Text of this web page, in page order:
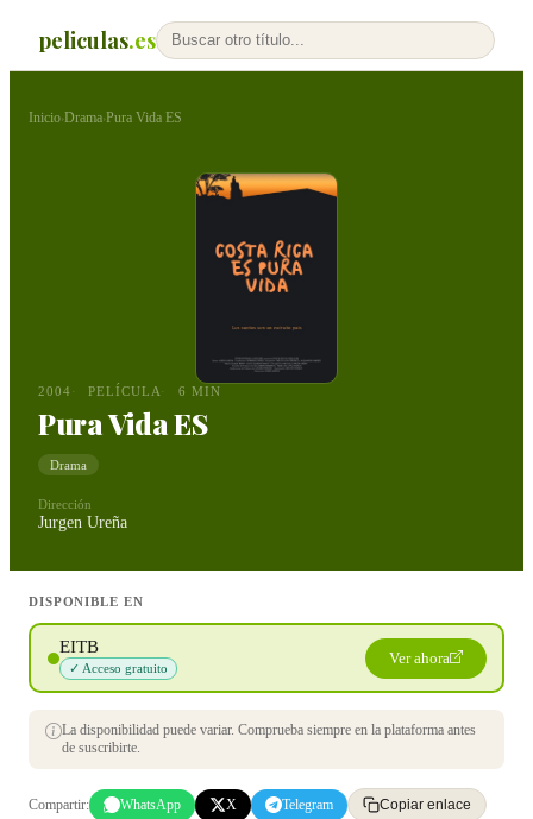
peliculas.es
Inicio›Drama›Pura Vida ES
2004 PELÍCULA 6 MIN
Pura Vida ES
Drama
Dirección
Jurgen Ureña
DISPONIBLE EN
EITB
✓ Acceso gratuito
Ver ahora
La disponibilidad puede variar. Comprueba siempre en la plataforma antes
de suscribirte.
Compartir: WhatsApp X Telegram Copiar enlace